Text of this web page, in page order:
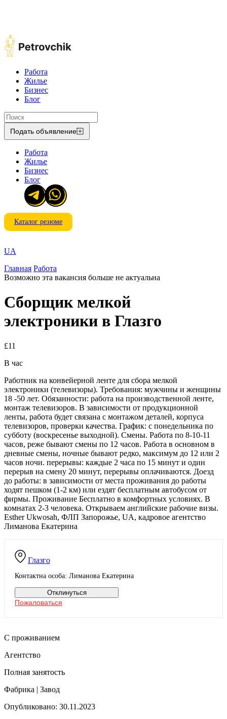
Работа
Жилье
Бизнес
Блог
Подать объявление
Работа
Жилье
Бизнес
Блог
Каталог резюме
UA
Главная Работа
Возможно эта вакансия больше не актуальна
Сборщик мелкой
электроники в Глазго
£11
В час
Глазго
Контактна особа: Лиманова Екатерина
Отклинуться
Пожаловаться
Работник на конвейерной ленте для сбора мелкой
электроники (телевизоры). Требования: мужчины и женщины
18 -50 лет. Обязанности: работа на производственной ленте,
монтаж телевизоров. В зависимости от продукционной
ленты, работа будет связана с монтажом деталей, корпуса
телевизоров, проверки качества. График: с понедельника по
субботу (воскресенье выходной). Смены. Работа по 8-10-11
часов, реже бывают смены по 12 часов. Работа в основном в
дневные смены, ночные бывают редко, максимум до 12 или 2
часов ночи. перерывы: каждые 2 часа по 15 минут и один
перерыв на смену 20 минут, перерывы оплачиваются. Доезд
до работы: в зависимости от места проживания до работы
ходят пешком (1-2 км) или ездят бесплатным автобусом от
фирмы. Проживание Бесплатно в комфортных условиях. В
комнатах 2-3 человека. Открываем английские рабочие визы.
Esther Ukwosah, ФЛП Запорожье, UA, кадровое агентство
Лиманова Екатерина
С проживанием
Агентство
Полная занятость
Фабрика | Завод
Опубликовано: 30.11.2023